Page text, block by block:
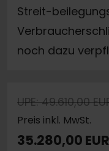
Streit-
noch dazu
UPE: 49.610,00
Preis inkl. MwSt.
35.280,00 EUR